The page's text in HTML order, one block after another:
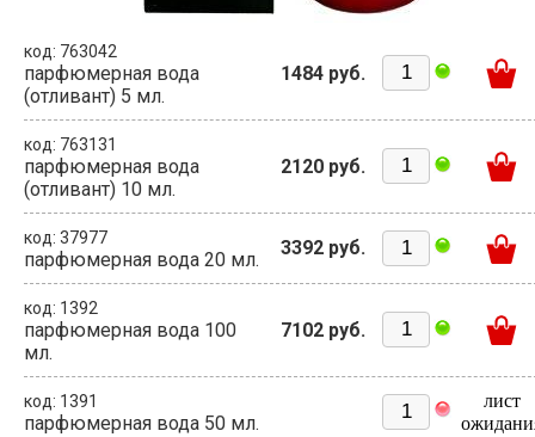
код: 763042
парфюмерная вода
(отливант) 5 мл.
1484 руб.
код: 763131
парфюмерная вода
(отливант) 10 мл.
2120 руб.
код: 37977
парфюмерная вода 20 мл.
3392 руб.
код: 1392
парфюмерная вода 100
мл.
7102 руб.
код: 1391
парфюмерная вода 50 мл.
лист